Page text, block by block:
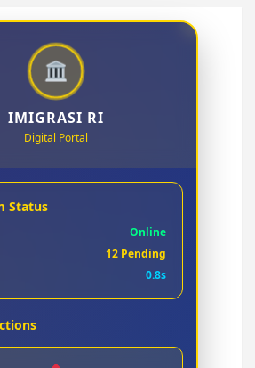
IMIGRASI RI
Digital Portal
Status
Online
12 Pending
0.8s